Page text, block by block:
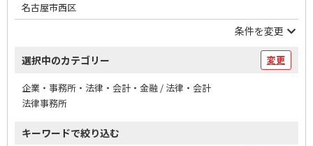
名古屋市西区
条件を変更
選択中のカテゴリー 変更
企業・事務所・法律・会計・金融 / 法律・会計
法律事務所
キーワードで絞り込む